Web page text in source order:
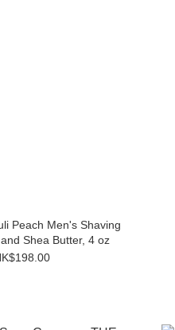
Peach Men's Shaving
Shea Butter, 4 oz